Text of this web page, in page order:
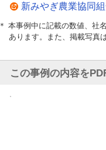
新みやぎ農業協同
＊ 本事例中に記載の数値、社
あります。また、掲載写真
この事例の内容を